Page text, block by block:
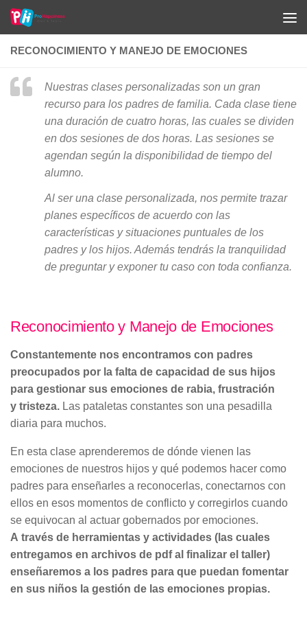
Saltar al contenido
RECONOCIMIENTO Y MANEJO DE EMOCIONES
Nuestras clases personalizadas son un gran
recurso para los padres de familia. Cada clase tiene
una duración de cuatro horas, las cuales se dividen
en dos sesiones de dos horas. Las sesiones se
agendan según la disponibilidad de tiempo del
alumno.
Al ser una clase personalizada, nos permite trazar
planes específicos de acuerdo con las
características y situaciones puntuales de los
padres y los hijos. Además tendrás la tranquilidad
de preguntar y exponer tu caso con toda confianza.
Reconocimiento y Manejo de Emociones
Constantemente nos encontramos con padres
preocupados por la falta de capacidad de sus hijos
para gestionar sus emociones de rabia, frustración
y tristeza. Las pataletas constantes son una pesadilla
diaria para muchos.
En esta clase aprenderemos de dónde vienen las
emociones de nuestros hijos y qué podemos hacer como
padres para enseñarles a reconocerlas, conectarnos con
ellos en esos momentos de conflicto y corregirlos cuando
se equivocan al actuar gobernados por emociones.
A través de herramientas y actividades (las cuales
entregamos en archivos de pdf al finalizar el taller)
enseñaremos a los padres para que puedan fomentar
en sus niños la gestión de las emociones propias.